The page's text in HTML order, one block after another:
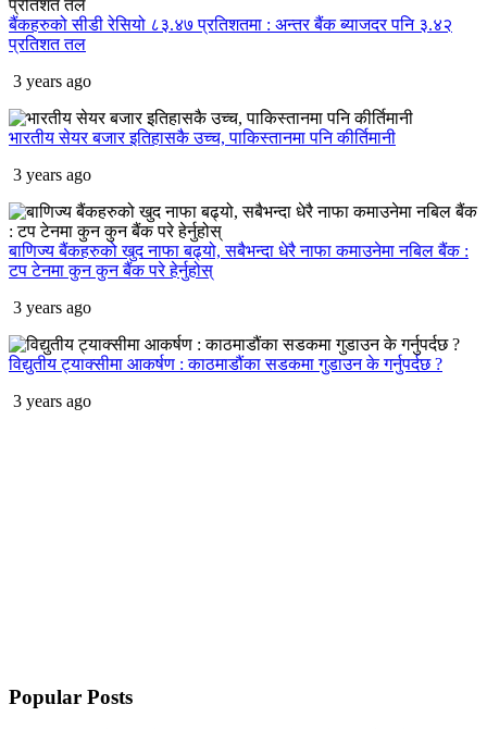
बैंकहरुको सीडी रेसियो ८३.४७ प्रतिशतमा : अन्तर बैंक ब्याजदर पनि ३.४२
प्रतिशत तल
3 years ago
भारतीय सेयर बजार इतिहासकै उच्च, पाकिस्तानमा पनि कीर्तिमानी
3 years ago
बाणिज्य बैंकहरुको खुद नाफा बढ्यो, सबैभन्दा धेरै नाफा कमाउनेमा नबिल बैंक :
टप टेनमा कुन कुन बैंक परे हेर्नुहोस्
3 years ago
विद्युतीय ट्याक्सीमा आकर्षण : काठमाडौंका सडकमा गुडाउन के गर्नुपर्दछ ?
3 years ago
Popular Posts